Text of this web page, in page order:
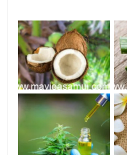
Noix de Coco
Cannabis